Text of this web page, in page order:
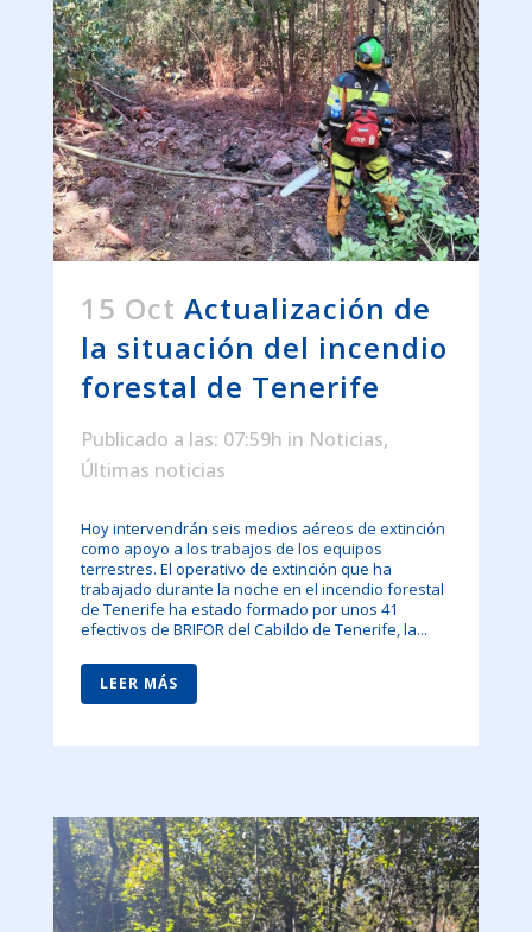
15 Oct Actualización de
la situación del incendio
forestal de Tenerife
Publicado a las: 07:59h in Noticias,
Últimas noticias
Hoy intervendrán seis medios aéreos de extinción
como apoyo a los trabajos de los equipos
terrestres. El operativo de extinción que ha
trabajado durante la noche en el incendio forestal
de Tenerife ha estado formado por unos 41
efectivos de BRIFOR del Cabildo de Tenerife, la...
LEER MÁS